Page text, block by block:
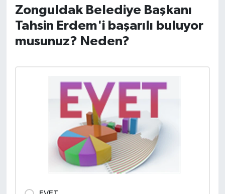
Zonguldak Belediye Başkanı
Tahsin Erdem'i başarılı buluyor
musunuz? Neden?
DEVREK
DÜZCE
EREĞLİ
GÖKÇEBEY
KARABÜK
KASTAMONU